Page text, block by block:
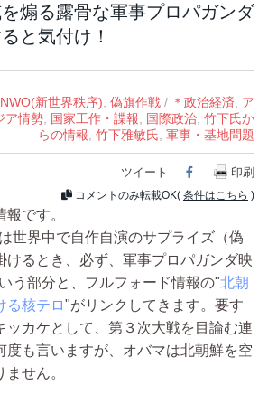
煽る露骨な軍事プロパガンダ
と気付け！
NWO(新世界秩序) 偽旗作戦 / ＊政治経済
ア
ア情勢
国家工作・諜報 国際政治 竹下氏か
らの情報 竹下雅敏氏 軍事・基地問題
ツイート Facebook
印刷
コメントのみ転載OK( 条件はこちら )
です。
世界中で自作自演のサプライズ（偽
けるとき、必ず、軍事プロパガンダ映
う部分と、フルフォード情報の"北朝
る核テロ"がリンクしてきます。要す
ッカケとして、第３次大戦を目論む連
度も言いますが、オバマは北朝鮮を空
せん。